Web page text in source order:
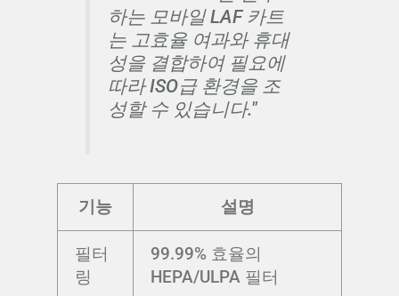
하는 모바일 LAF 카트
는 고효율 여과와 휴대
성을 결합하여 필요에
따라 ISO급 환경을 조
성할 수 있습니다."
기능 설명
필터
링
99.99% 효율의
HEPA/ULPA 필터